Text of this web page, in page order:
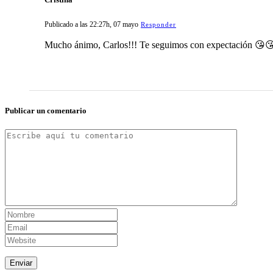
Publicado a las 22:27h, 07 mayo Responder
Mucho ánimo, Carlos!!! Te seguimos con expectación
Publicar un comentario